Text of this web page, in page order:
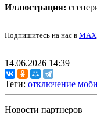
Иллюстрация:
Подпишитесь на нас в MAX
14.06.2026 14:39
Теги: отключение
Новости партнеров